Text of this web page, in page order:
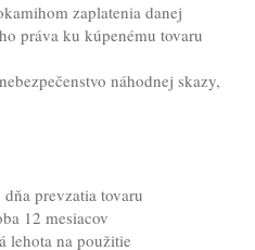
zaplatenia danej
práva ku kúpenému tovaru
náhodnej skazy,
prevzatia tovaru
12 mesiacov
lehota na použitie